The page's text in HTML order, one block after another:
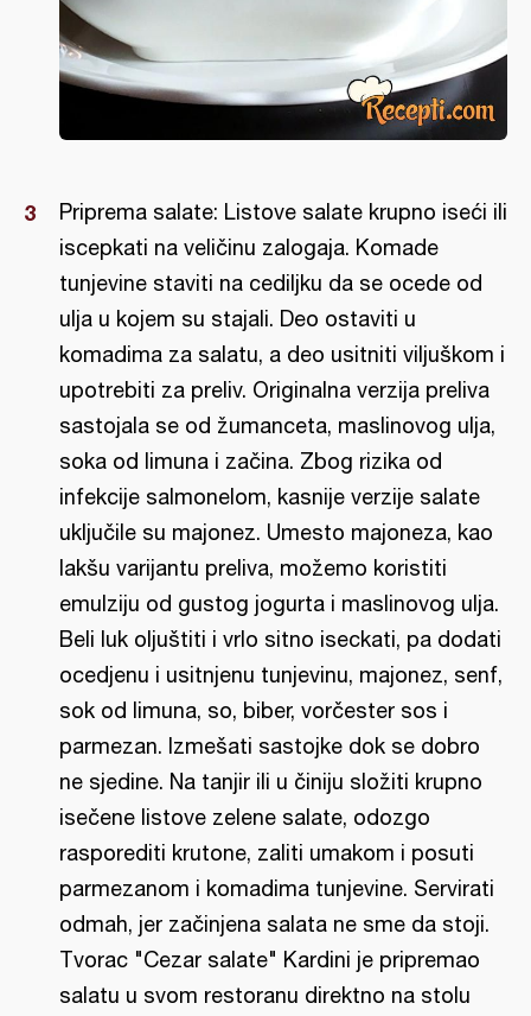
Priprema salate: Listove salate krupno iseći ili
iscepkati na veličinu zalogaja. Komade
tunjevine staviti na cediljku da se ocede od
ulja u kojem su stajali. Deo ostaviti u
komadima za salatu, a deo usitniti viljuškom i
upotrebiti za preliv. Originalna verzija preliva
sastojala se od žumanceta, maslinovog ulja,
soka od limuna i začina. Zbog rizika od
infekcije salmonelom, kasnije verzije salate
uključile su majonez. Umesto majoneza, kao
lakšu varijantu preliva, možemo koristiti
emulziju od gustog jogurta i maslinovog ulja.
Beli luk oljuštiti i vrlo sitno iseckati, pa dodati
ocedjenu i usitnjenu tunjevinu, majonez, senf,
sok od limuna, so, biber, vorčester sos i
parmezan. Izmešati sastojke dok se dobro
ne sjedine. Na tanjir ili u činiju složiti krupno
isečene listove zelene salate, odozgo
rasporediti krutone, zaliti umakom i posuti
parmezanom i komadima tunjevine. Servirati
odmah, jer začinjena salata ne sme da stoji.
Tvorac "Cezar salate" Kardini je pripremao
salatu u svom restoranu direktno na stolu